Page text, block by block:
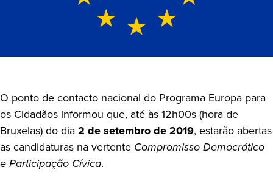
O ponto de contacto nacional do Programa Europa para
os Cidadãos informou que, até às 12h00s (hora de
Bruxelas) do dia2 de setembro de 2019, estarão abertas
as candidaturas na vertente Compromisso Democrático
e Participação Cívica.